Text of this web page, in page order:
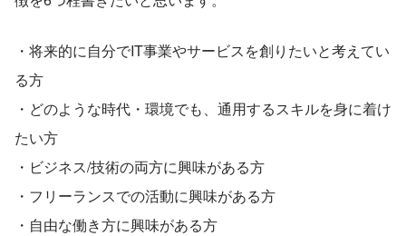
・将来的に自分でIT事業やサービスを創りたいと考えてい
る方
・どのような時代・環境でも、通用するスキルを身に着け
たい方
・ビジネス/技術の両方に興味がある方
・フリーランスでの活動に興味がある方
・自由な働き方に興味がある方